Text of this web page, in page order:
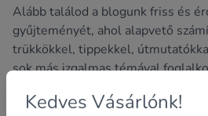
Alább találod a blogunk friss és
gyűjteményét, ahol alapvető
trükkökkel, tippekkel,
sok más izgalmas témával
Kedves Vásárlónk!